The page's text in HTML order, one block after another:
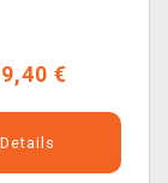
€
Details